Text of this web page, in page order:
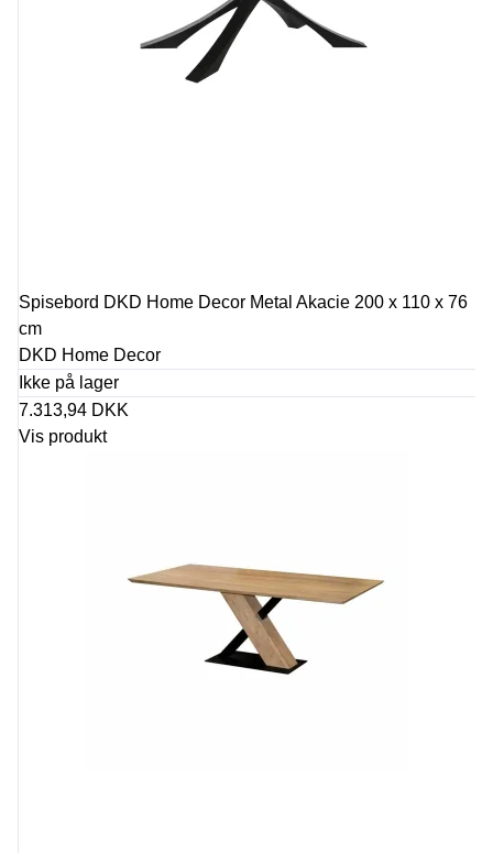
Spisebord DKD Home Decor Metal Akacie 200 x 110 x 76
cm
DKD Home Decor
Ikke på lager
7.313,94 DKK
Vis produkt